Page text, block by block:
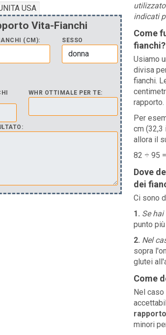
USA
Vita-Fianchi
(CM): SESSO
WHR OTTIMALE PER TE:
indicati
Come
fianchi?
Usiamo
divisa
fianchi.
rapporto.
Per
cm (32,3
allora il
82 ÷ 95
Dove
dei
Ci sono
1. Se
punto
2. Nel
sopra
glutei
Come
Nel caso
minori